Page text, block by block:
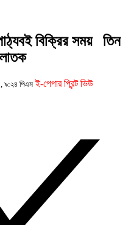
বিক্রির সময় তিন
৯:২৪ পিএম ই-পেপার প্রিন্ট ভিউ